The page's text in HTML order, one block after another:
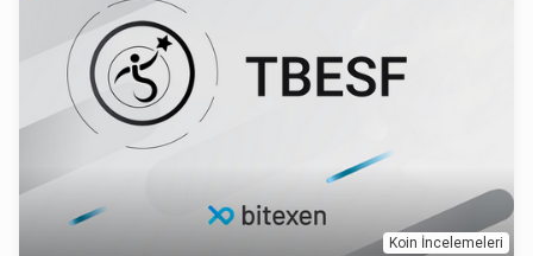
Koin İncelemeleri